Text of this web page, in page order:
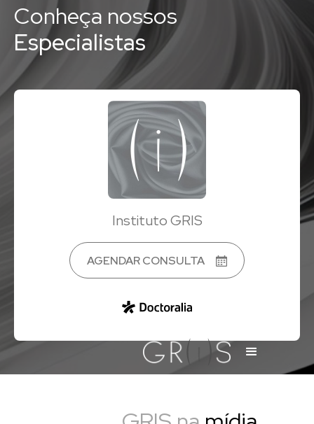
Conheça nossos
Especialistas
Instituto GRIS
AGENDAR CONSULTA